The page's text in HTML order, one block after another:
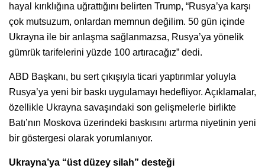
hayal kırıklığına uğrattığını belirten Trump, “Rusya’ya karşı
çok mutsuzum, onlardan memnun değilim. 50 gün içinde
Ukrayna ile bir anlaşma sağlanmazsa, Rusya’ya yönelik
gümrük tarifelerini yüzde 100 artıracağız” dedi.
ABD Başkanı, bu sert çıkışıyla ticari yaptırımlar yoluyla
Rusya’ya yeni bir baskı uygulamayı hedefliyor. Açıklamalar,
özellikle Ukrayna savaşındaki son gelişmelerle birlikte
Batı’nın Moskova üzerindeki baskısını artırma niyetinin yeni
bir göstergesi olarak yorumlanıyor.
Ukrayna’ya “üst düzey silah” desteği